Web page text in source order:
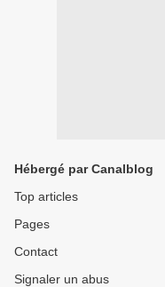
Hébergé par Canalblog
Top articles
Pages
Contact
Signaler un abus